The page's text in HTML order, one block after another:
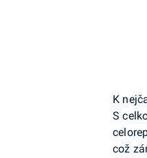
K
S
což